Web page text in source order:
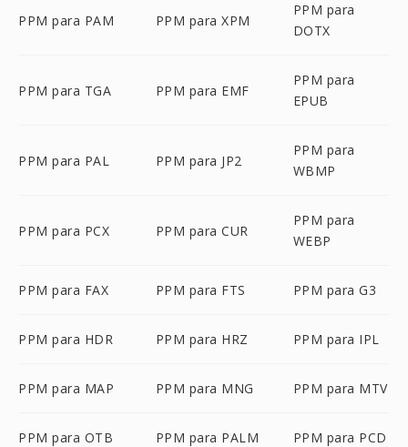
PPM para PAM PPM para XPM
PPM para
DOTX
PPM para TGA PPM para EMF
PPM para
EPUB
PPM para PAL PPM para JP2
PPM para
WBMP
PPM para PCX PPM para CUR
PPM para
WEBP
PPM para FAX PPM para FTS PPM para G3
PPM para HDR PPM para HRZ PPM para IPL
PPM para MAP PPM para MNG PPM para MTV
PPM para OTB PPM para PALM PPM para PCD